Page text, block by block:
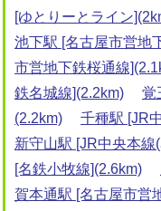
[ゆとりーとライン
池下駅 [名古屋市営地
市営地下鉄桜通線
鉄名城線](2.2km)
覚
(2.2km)
千種駅 [JR
新守山駅 [JR中央本線
[名鉄小牧線](2.6km)
賀本通駅 [名古屋市営